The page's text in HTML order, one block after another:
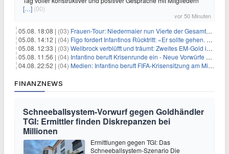
[…] (00)
vor 50 Minuten
05.08. 18:08 | (03) Frauen-Tour: Niedermaier nun Vierte der Gesamtwertung
05.08. 14:12 | (04) Figo fordert Infantinos Rücktritt: «Er sollte gehen. Jetzt»
05.08. 12:33 | (03) Wellbrock verblüfft und träumt: Zweites EM-Gold in Paris
05.08. 11:56 | (04) Infantino beruft Krisenrunde ein - Neue Vorwürfe gegen FIFA
04.08. 22:52 | (04) Medien: Infantino beruft FIFA-Krisensitzung am Mittwoch ein
FINANZNEWS
Schneeballsystem-Vorwurf gegen Goldhändler
TGI: Ermittler finden Diskrepanzen bei
Millionen
Ermittlungen gegen TGI: Das
Schneeballsystem-Szenario Die